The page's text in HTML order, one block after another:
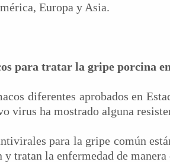
Europa y Asia.
para tratar la gripe porcina
diferentes aprobados en
virus ha mostrado alguna
para la gripe común
y tratan la enfermedad de